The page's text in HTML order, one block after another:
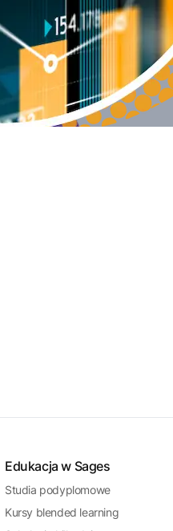
Edukacja w Sages
Studia podyplomowe
Kursy blended learning